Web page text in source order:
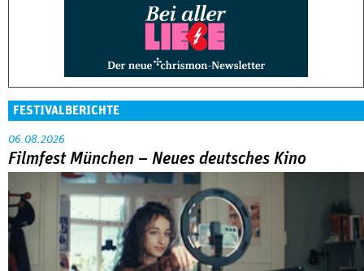
FESTIVALBERICHTE
06.08.2026
Filmfest München – Neues deutsches Kino